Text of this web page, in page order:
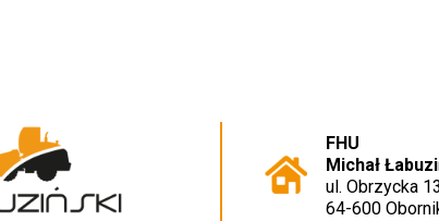
FHU
Michał
ul. Obrzycka
64-600